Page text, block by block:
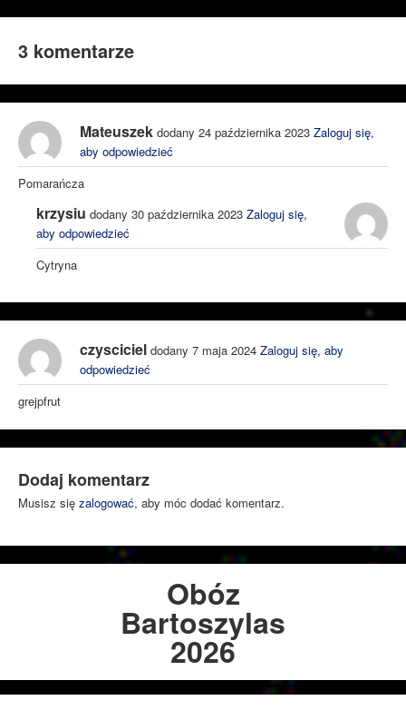
3 komentarze
Mateuszek dodany 24 października 2023 Zaloguj się,
aby odpowiedzieć
Pomarańcza
krzysiu dodany 30 października 2023 Zaloguj się,
aby odpowiedzieć
Cytryna
czysciciel dodany 7 maja 2024 Zaloguj się, aby
odpowiedzieć
grejpfrut
Dodaj komentarz
Musisz się zalogować, aby móc dodać komentarz.
Obóz
Bartoszylas
2026